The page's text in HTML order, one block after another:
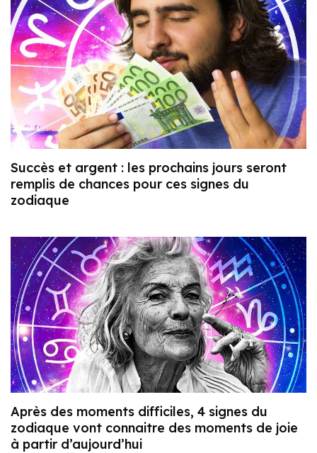
Succès et argent : les prochains jours seront
remplis de chances pour ces signes du
zodiaque
Après des moments difficiles, 4 signes du
zodiaque vont connaitre des moments de joie
à partir d’aujourd’hui